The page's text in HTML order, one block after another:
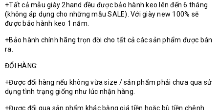
+Tất cả mẫu giày 2hand đều được bảo hành keo lên đến 6 tháng
(không áp dụng cho những mẫu SALE). Với giày new 100% sẽ
được bảo hành keo 1 năm.
+Bảo hành chính hãng trọn đời cho tất cả các sản phẩm được bán
ra.
ĐỔI HÀNG:
+Được đổi hàng nếu không vừa size / sản phẩm phải chưa qua sử
dụng tình trạng giống như lúc nhận hàng.
+Được đổi qua sản phẩm khác bằng giá tiền hoặc bù tiền chênh